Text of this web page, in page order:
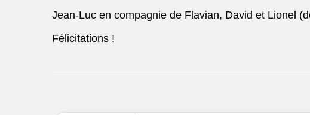
Jean-Luc en compagnie de Flavian, David et Lionel
Félicitations !